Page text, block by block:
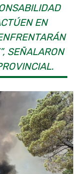
EN
SEÑALARON